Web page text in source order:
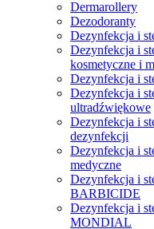
Dermarollery
Dezodoranty
Dezynfekcja i
Dezynfekcja i
kosmetyczne i
Dezynfekcja i
Dezynfekcja i
ultradźwiękowe
Dezynfekcja i
dezynfekcji
Dezynfekcja i
medyczne
Dezynfekcja i
BARBICIDE
Dezynfekcja i
MONDIAL